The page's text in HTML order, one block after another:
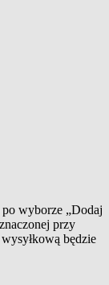
po wyborze „Dodaj
przy
będzie